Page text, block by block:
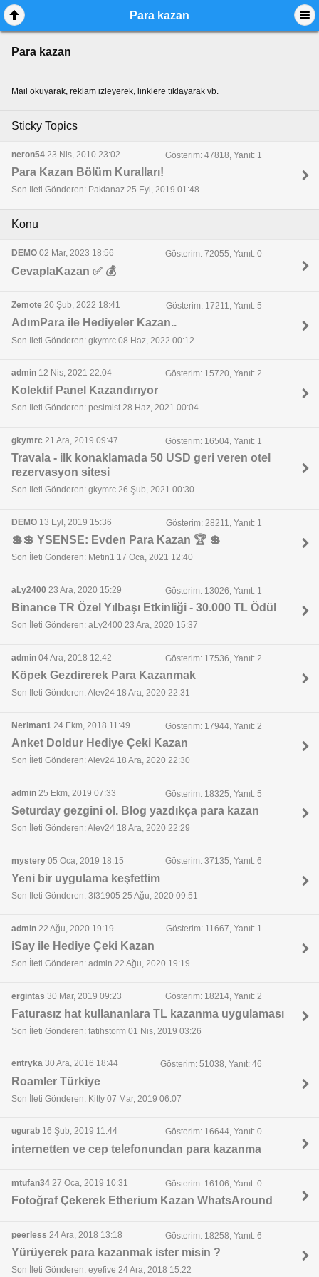
Para kazan
Para kazan
Mail okuyarak, reklam izleyerek, linklere tıklayarak vb.
Sticky Topics
neron54 23 Nis, 2010 23:02 Gösterim: 47818, Yanıt: 1
Para Kazan Bölüm Kuralları!
Son İleti Gönderen: Paktanaz 25 Eyl, 2019 01:48
Konu
DEMO 02 Mar, 2023 18:56 Gösterim: 72055, Yanıt: 0
CevaplaKazan ✅ 💰
Zemote 20 Şub, 2022 18:41 Gösterim: 17211, Yanıt: 5
AdımPara ile Hediyeler Kazan..
Son İleti Gönderen: gkymrc 08 Haz, 2022 00:12
admin 12 Nis, 2021 22:04 Gösterim: 15720, Yanıt: 2
Kolektif Panel Kazandırıyor
Son İleti Gönderen: pesimist 28 Haz, 2021 00:04
gkymrc 21 Ara, 2019 09:47 Gösterim: 16504, Yanıt: 1
Travala - ilk konaklamada 50 USD geri veren otel
rezervasyon sitesi
Son İleti Gönderen: gkymrc 26 Şub, 2021 00:30
DEMO 13 Eyl, 2019 15:36 Gösterim: 28211, Yanıt: 1
💲💲 YSENSE: Evden Para Kazan 🏆 💲
Son İleti Gönderen: Metin1 17 Oca, 2021 12:40
aLy2400 23 Ara, 2020 15:29 Gösterim: 13026, Yanıt: 1
Binance TR Özel Yılbaşı Etkinliği - 30.000 TL Ödül
Son İleti Gönderen: aLy2400 23 Ara, 2020 15:37
admin 04 Ara, 2018 12:42 Gösterim: 17536, Yanıt: 2
Köpek Gezdirerek Para Kazanmak
Son İleti Gönderen: Alev24 18 Ara, 2020 22:31
Neriman1 24 Ekm, 2018 11:49 Gösterim: 17944, Yanıt: 2
Anket Doldur Hediye Çeki Kazan
Son İleti Gönderen: Alev24 18 Ara, 2020 22:30
admin 25 Ekm, 2019 07:33 Gösterim: 18325, Yanıt: 5
Seturday gezgini ol. Blog yazdıkça para kazan
Son İleti Gönderen: Alev24 18 Ara, 2020 22:29
mystery 05 Oca, 2019 18:15 Gösterim: 37135, Yanıt: 6
Yeni bir uygulama keşfettim
Son İleti Gönderen: 3f31905 25 Ağu, 2020 09:51
admin 22 Ağu, 2020 19:19 Gösterim: 11667, Yanıt: 1
iSay ile Hediye Çeki Kazan
Son İleti Gönderen: admin 22 Ağu, 2020 19:19
ergintas 30 Mar, 2019 09:23 Gösterim: 18214, Yanıt: 2
Faturasız hat kullananlara TL kazanma uygulaması
Son İleti Gönderen: fatihstorm 01 Nis, 2019 03:26
entryka 30 Ara, 2016 18:44 Gösterim: 51038, Yanıt: 46
Roamler Türkiye
Son İleti Gönderen: Kitty 07 Mar, 2019 06:07
ugurab 16 Şub, 2019 11:44 Gösterim: 16644, Yanıt: 0
internetten ve cep telefonundan para kazanma
mtufan34 27 Oca, 2019 10:31 Gösterim: 16106, Yanıt: 0
Fotoğraf Çekerek Etherium Kazan WhatsAround
peerless 24 Ara, 2018 13:18 Gösterim: 18258, Yanıt: 6
Yürüyerek para kazanmak ister misin ?
Son İleti Gönderen: eyefive 24 Ara, 2018 15:22